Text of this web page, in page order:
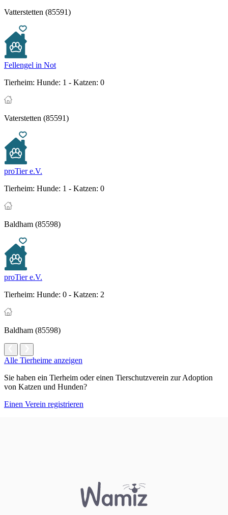
Vatterstetten (85591)
Fellengel in Not
Tierheim: Hunde: 1 - Katzen: 0
Vaterstetten (85591)
proTier e.V.
Tierheim: Hunde: 1 - Katzen: 0
Baldham (85598)
proTier e.V.
Tierheim: Hunde: 0 - Katzen: 2
Baldham (85598)
Alle Tierheime anzeigen
Sie haben ein Tierheim oder einen Tierschutzverein zur Adoption
von Katzen und Hunden?
Einen Verein registrieren